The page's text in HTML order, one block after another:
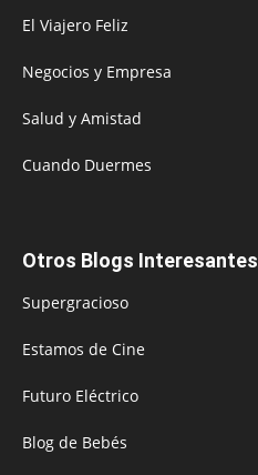
El Viajero Feliz
Negocios y Empresa
Salud y Amistad
Cuando Duermes
Otros Blogs Interesantes
Supergracioso
Estamos de Cine
Futuro Eléctrico
Blog de Bebés